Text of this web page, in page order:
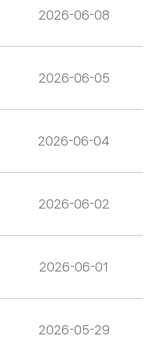
2026-06-08
2026-06-05
2026-06-04
2026-06-02
2026-06-01
2026-05-29